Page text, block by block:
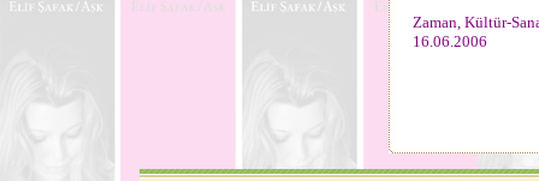
Zaman, Kültür-
16.06.2006